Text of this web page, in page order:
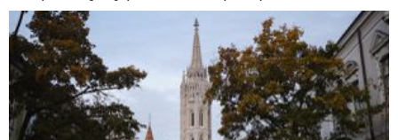
"დღეს ვიმგზავრეთ
მატარებლით, რომელიც ახალი
სიჩქარით მოძრაობს, მანამდე
ბათუმამდე მგზავრობის დრო
იყო 5,5 საათი და ახლა არის 4
საათამდე შემცირებული" -
ირაკლი კობახიძე
15:17 / 06-08-2026
შემოსავლების სამსახურში